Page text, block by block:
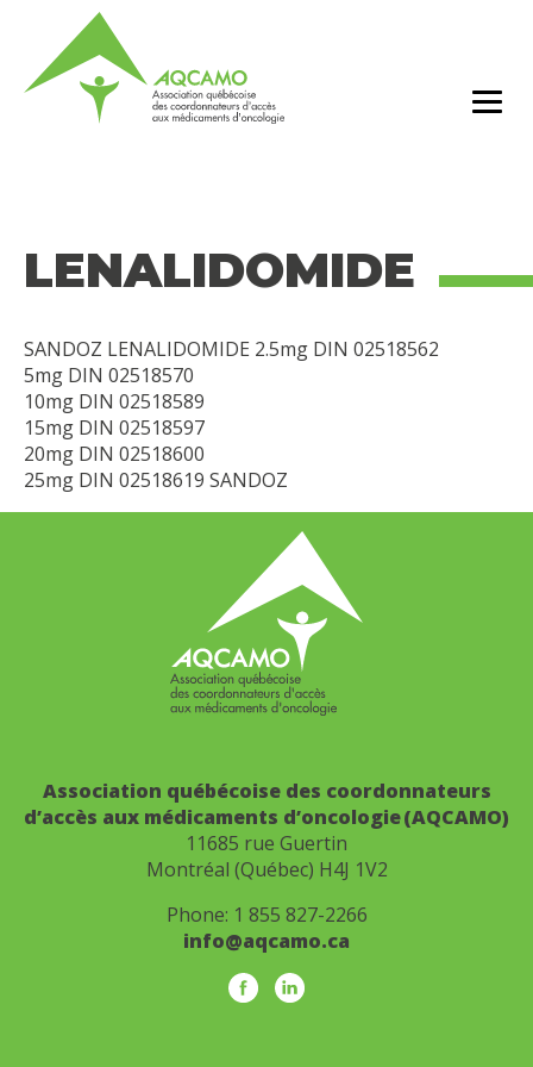
LENALIDOMIDE
SANDOZ LENALIDOMIDE 2.5mg DIN 02518562
5mg DIN 02518570
10mg DIN 02518589
15mg DIN 02518597
20mg DIN 02518600
25mg DIN 02518619 SANDOZ
Association québécoise des coordonnateurs
d’accès aux médicaments d’oncologie (AQCAMO)
11685 rue Guertin
Montréal (Québec) H4J 1V2
Phone: 1 855 827-2266
info@aqcamo.ca